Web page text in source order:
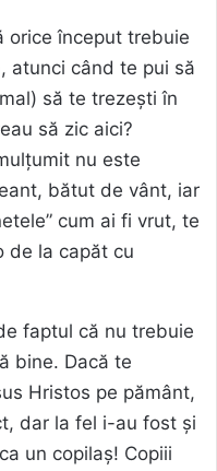
orice început trebuie
atunci când te pui să
să te trezești în
să zic aici?
nu este
bătut de vânt, iar
cum ai fi vrut, te
de la capăt cu
faptul că nu trebuie
bine. Dacă te
Hristos pe pământ,
dar la fel i-au fost și
un copilaș! Copiii